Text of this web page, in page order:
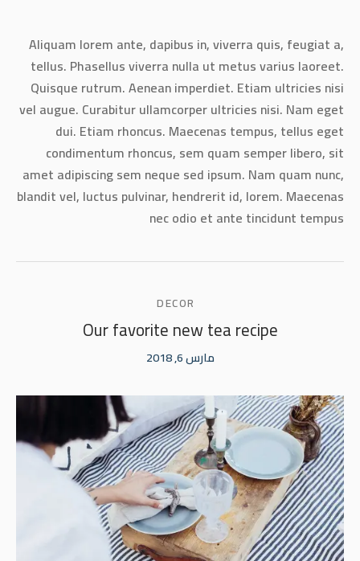
Aliquam lorem ante, dapibus in, viverra quis, feugiat a,
tellus. Phasellus viverra nulla ut metus varius laoreet.
Quisque rutrum. Aenean imperdiet. Etiam ultricies nisi
vel augue. Curabitur ullamcorper ultricies nisi. Nam eget
dui. Etiam rhoncus. Maecenas tempus, tellus eget
condimentum rhoncus, sem quam semper libero, sit
amet adipiscing sem neque sed ipsum. Nam quam nunc,
blandit vel, luctus pulvinar, hendrerit id, lorem. Maecenas
nec odio et ante tincidunt tempus
DECOR
Our favorite new tea recipe
مارس 6, 2018